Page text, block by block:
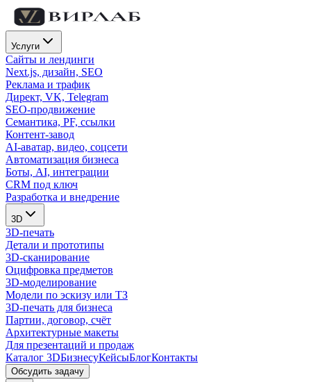
Услуги
Сайты и лендинги
Next.js, дизайн, SEO
Реклама и трафик
Директ, VK, Telegram
SEO-продвижение
Семантика, PF, ссылки
Контент-завод
AI-аватар, видео, соцсети
Автоматизация бизнеса
Боты, AI, интеграции
CRM под ключ
Разработка и внедрение
3D
3D-печать
Детали и прототипы
3D-сканирование
Оцифровка предметов
3D-моделирование
Модели по эскизу или ТЗ
3D-печать для бизнеса
Партии, договор, счёт
Архитектурные макеты
Для презентаций и продаж
Каталог 3DБизнесуКейсыБлогКонтакты
Обсудить задачу